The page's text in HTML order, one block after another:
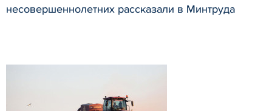
несовершеннолетних рассказали в Минтруда